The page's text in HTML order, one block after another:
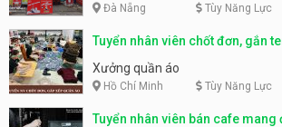
Đà Nẵng Tùy Năng Lực
Tuyển nhân viên chốt đơn, gắn
Xưởng quần áo
Hồ Chí Minh Tùy Năng Lực
Tuyển nhân viên bán cafe